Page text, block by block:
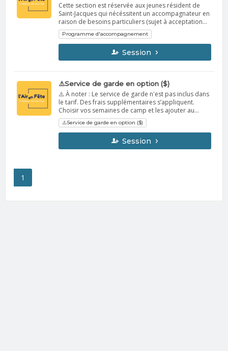
Cette section est réservée aux jeunes résident de
Saint-Jacques qui nécéssitent un accompagnateur en
raison de besoins particuliers (sujet à acceptation
suite à la réception des documents requis) Nous
communiquerons avec vous afin de confirmer la
participation de votre enfant au camp de jour
(approbation conditionnelle au programme
d’accompagnement). Si nous ne pouvons trouver du
enfant, nous vous informerons de la situation le plus
rapidement possible.
Programme d'accompagnement
Session
⚠️Service de garde en option ($)
⚠️ À noter : Le service de garde n'est pas inclus dans
le tarif. Des frais supplémentaires s’appliquent.
Choisir vos semaines de camp et les ajouter au
panier. Cliquer sur Continuer de magasiner pour
sélectionner les semaines de service de garde et les
ajouter au panier.
⚠️Service de garde en option ($)
Session
1